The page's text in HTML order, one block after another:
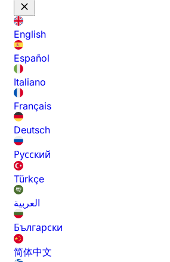
English
Español
Italiano
Français
Deutsch
Русский
Türkçe
العربية
Български
简体中文